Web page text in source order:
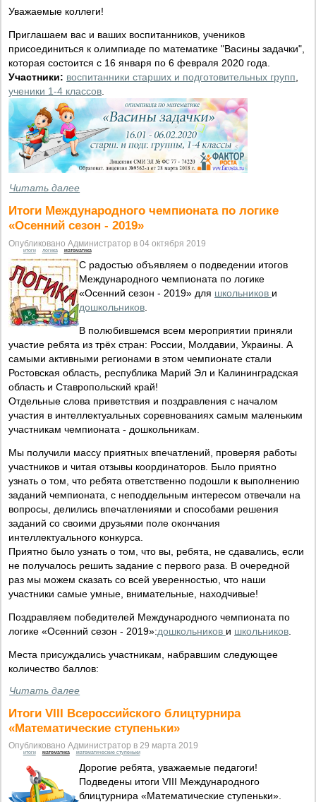
Уважаемые коллеги!
Приглашаем вас и ваших воспитанников, учеников
присоединиться к олимпиаде по математике "Васины задачки",
которая состоится с 16 января по 6 февраля 2020 года.
Участники: воспитанники старших и подготовительных групп
ученики 1-4 классов
Читать далее
Итоги Международного чемпионата по логике
«Осенний сезон - 2019»
Опубликовано Администратор в 04 октября 2019
итоги логика математика
С радостью объявляем о подведении итогов
Международного чемпионата по логике
«Осенний сезон - 2019» для школьников и
дошкольников
В полюбившемся всем мероприятии приняли
участие ребята из трёх стран: России, Молдавии, Украины. А
самыми активными регионами в этом чемпионате стали
Ростовская область, республика Марий Эл и Калининградская
область и Ставропольский край!
Отдельные слова приветствия и поздравления с началом
участия в интеллектуальных соревнованиях самым маленьким
участникам чемпионата - дошкольникам.
Мы получили массу приятных впечатлений, проверяя работы
участников и читая отзывы координаторов. Было приятно
узнать о том, что ребята ответственно подошли к выполнению
заданий чемпионата, с неподдельным интересом отвечали на
вопросы, делились впечатлениями и способами решения
заданий со своими друзьями поле окончания
интеллектуального конкурса.
Приятно было узнать о том, что вы, ребята, не сдавались, если
не получалось решить задание с первого раза. В очередной
раз мы можем сказать со всей уверенностью, что наши
участники самые умные, внимательные, находчивые!
Поздравляем победителей Международного чемпионата по
логике «Осенний сезон - 2019»:дошкольников и школьников
Места присуждались участникам, набравшим следующее
количество баллов:
Читать далее
Итоги VIII Всероссийского блицтурнира
«Математические ступеньки»
Опубликовано Администратор в 29 марта 2019
итоги математика математические ступеньки
Дорогие ребята, уважаемые педагоги!
Подведены итоги VIII Международного
блицтурнира «Математические ступеньки».